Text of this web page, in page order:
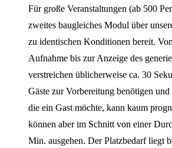
Für große Veranstaltungen (ab 500
zweites baugleiches Modul über
zu identischen Konditionen bereit.
Aufnahme bis zur Anzeige des
verstreichen üblicherweise ca. 30
Gäste zur Vorbereitung benötigen
die ein Gast möchte, kann kaum
können aber im Schnitt von einer
Min. ausgehen. Der Platzbedarf liegt